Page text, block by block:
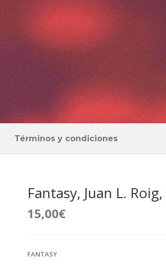
Términos y condiciones
Fantasy, Juan L.
15,00€
FANTASY